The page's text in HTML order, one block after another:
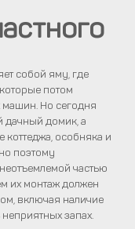
собой яму, где
потом
Но сегодня
дачный домик, а
особняка и
поэтому
частью
их монтаж должен
включая наличие
запах.